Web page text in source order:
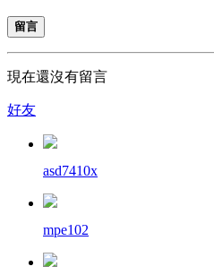
留言
現在還沒有留言
好友
asd7410x
mpe102